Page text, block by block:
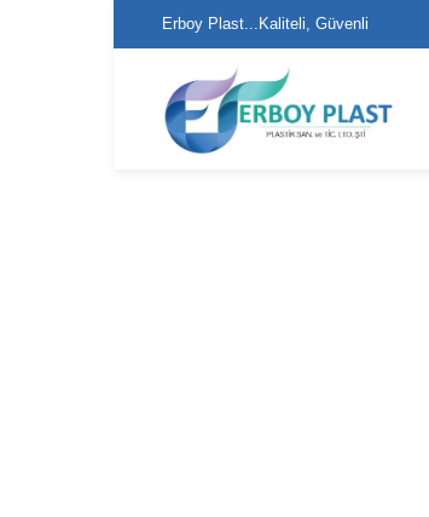
Erboy Plast...Kaliteli, Güvenli
Alışveriş...